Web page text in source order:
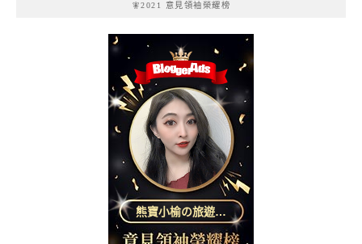
🧚2021 意見領袖榮耀榜
熊寶小榆の旅遊日
記